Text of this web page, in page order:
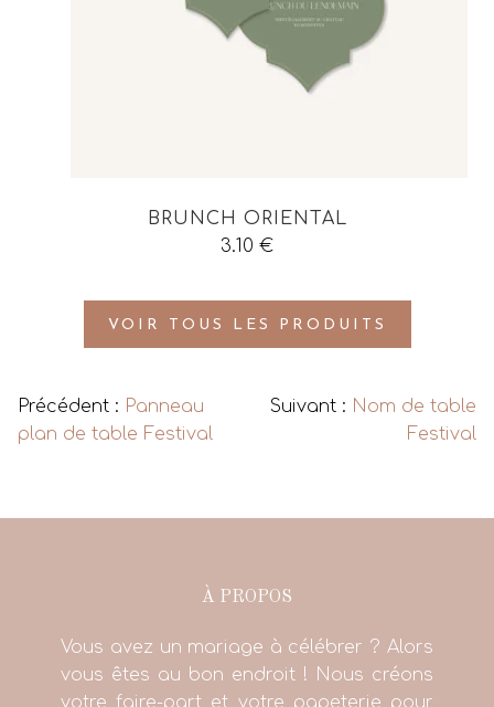
BRUNCH ORIENTAL
3.10 €
VOIR TOUS LES PRODUITS
Précédent : Panneau
plan de table Festival
Suivant : Nom de table
Festival
À PROPOS
Vous avez un mariage à célébrer ? Alors
vous êtes au bon endroit ! Nous créons
votre faire-part et votre papeterie pour